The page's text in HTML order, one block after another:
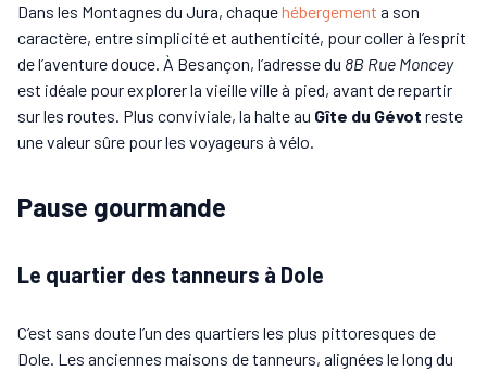
Dans les Montagnes du Jura, chaquehébergement a son
caractère, entre simplicité et authenticité, pour coller à l’esprit
de l’aventure douce. À Besançon, l’adresse du 8B Rue Moncey
est idéale pour explorer la vieille ville à pied, avant de repartir
sur les routes. Plus conviviale, la halte au Gîte du Gévot reste
une valeur sûre pour les voyageurs à vélo.
Pause gourmande
Le quartier des tanneurs à Dole
C’est sans doute l’un des quartiers les plus pittoresques de
Dole. Les anciennes maisons de tanneurs, alignées le long du